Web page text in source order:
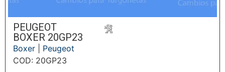
PEUGEOT
BOXER 20GP23
Boxer
Peugeot
COD: 20GP23